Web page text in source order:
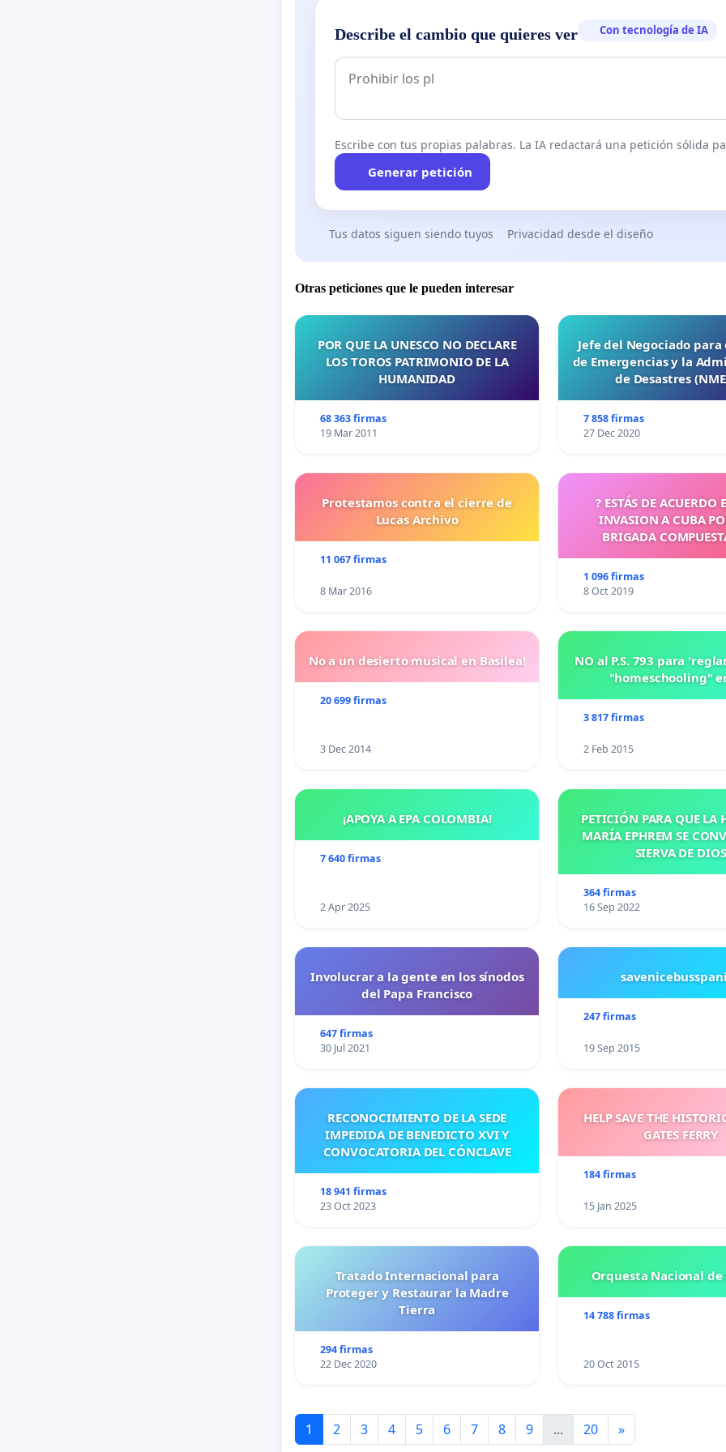
Describe el cambio que quieres ver Con tecnología de IA
Escribe con tus propias palabras. La IA redactará una petición sólida
Generar petición
Tus datos siguen siendo tuyos Privacidad desde el diseño
Otras peticiones que le pueden interesar
POR QUE LA UNESCO NO DECLARE
LOS TOROS PATRIMONIO DE LA
HUMANIDAD
68 363 firmas
19 Mar 2011
Jefe del Negociado
de Emergencias y la
de Desastres
7 858 firmas
27 Dec 2020
Protestamos contra el cierre de
Lucas Archivo
11 067 firmas
8 Mar 2016
? ESTÁS DE ACUERDO
INVASION A CUBA
BRIGADA
1 096 firmas
8 Oct 2019
No a un desierto musical en Basilea!
20 699 firmas
3 Dec 2014
NO al P.S. 793 para
"homeschooling"
3 817 firmas
2 Feb 2015
¡APOYA A EPA COLOMBIA!
7 640 firmas
2 Apr 2025
PETICIÓN PARA QUE LA
MARÍA EPHREM SE
SIERVA DE DIOS
364 firmas
16 Sep 2022
Involucrar a la gente en los sínodos
del Papa Francisco
647 firmas
30 Jul 2021
247 firmas
19 Sep 2015
RECONOCIMIENTO DE LA SEDE
IMPEDIDA DE BENEDICTO XVI Y
CONVOCATORIA DEL CÓNCLAVE
18 941 firmas
23 Oct 2023
HELP SAVE THE
GATES FERRY
184 firmas
15 Jan 2025
Tratado Internacional para
Proteger y Restaurar la Madre
Tierra
294 firmas
22 Dec 2020
Orquesta Nacional de
14 788 firmas
20 Oct 2015
1 2 3 4 5 6 7 8 9 ... 20 »